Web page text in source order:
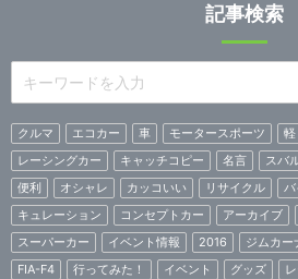
記事検索
クルマ エコカー 車 モータースポーツ 軽
レーシングカー
キャッチコピー 名言 スバ
便利
オシャレ カッコいい リサイクル バ
キュレーション
コンセプトカー アーカイブ
スーパーカー
イベント情報 2016 ジムカー
FIA-F4
行ってみた！ イベント グッズ